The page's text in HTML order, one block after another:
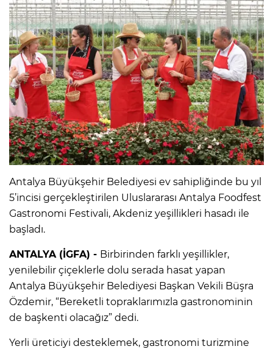
Antalya Büyükşehir Belediyesi ev sahipliğinde bu yıl
5’incisi gerçekleştirilen Uluslararası Antalya Foodfest
Gastronomi Festivali, Akdeniz yeşillikleri hasadı ile
başladı.
ANTALYA (İGFA) - Birbirinden farklı yeşillikler,
yenilebilir çiçeklerle dolu serada hasat yapan
Antalya Büyükşehir Belediyesi Başkan Vekili Büşra
Özdemir, “Bereketli topraklarımızla gastronominin
de başkenti olacağız” dedi.
Yerli üreticiyi desteklemek, gastronomi turizmine